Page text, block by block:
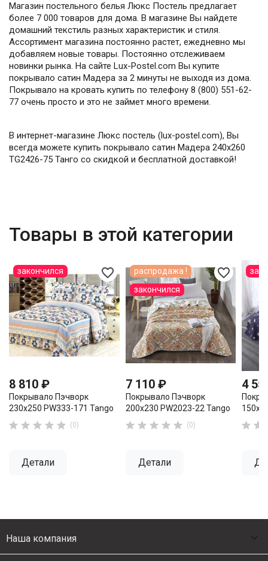
Магазин постельного белья Люкс Постель предлагает
более 7 000 товаров для дома. В магазине Вы найдете
домашний текстиль разных характеристик и стиля.
Ассортимент магазина постоянно растет, ежедневно мы
добавляем новые товары. Постоянно отслеживаем
новинки рынка. На сайте Lux-Postel.com Вы купите
покрывало сатин Мадера за 2 минуты не выходя из дома.
Покрывало на кровать купить по телефону 8 (800) 551-62-
77 очень просто и это не займет много времени.
В интернет-магазине Люкс постель (lux-postel.com), Вы
всегда можете купить покрывало сатин Мадера 240х260
TG2426-75 Танго со скидкой и бесплатной доставкой!
Товары в этой категории
favorite_border
8 810 ₽
Покрывало Пэчворк
230х250 PW333-171 Tango
     (0)
Детали
закончился favorite_border
7 110 ₽
Покрывало Пэчворк
200х230 PW2023-22 Tango
     (0)
Детали
распродажа !
закончился
4
 
Наша компания